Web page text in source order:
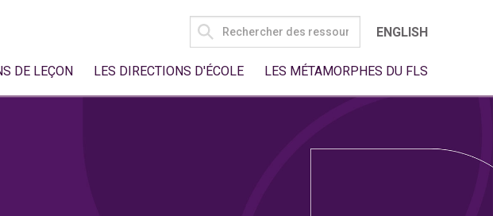
SEARCH
FOR:
ENGLISH
DE LEÇON LES DIRECTIONS D'ÉCOLE LES MÉTAMORPHES DU FLS